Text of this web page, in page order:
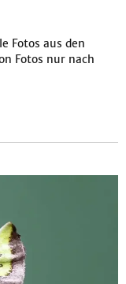
Fotos aus den
Fotos nur nach